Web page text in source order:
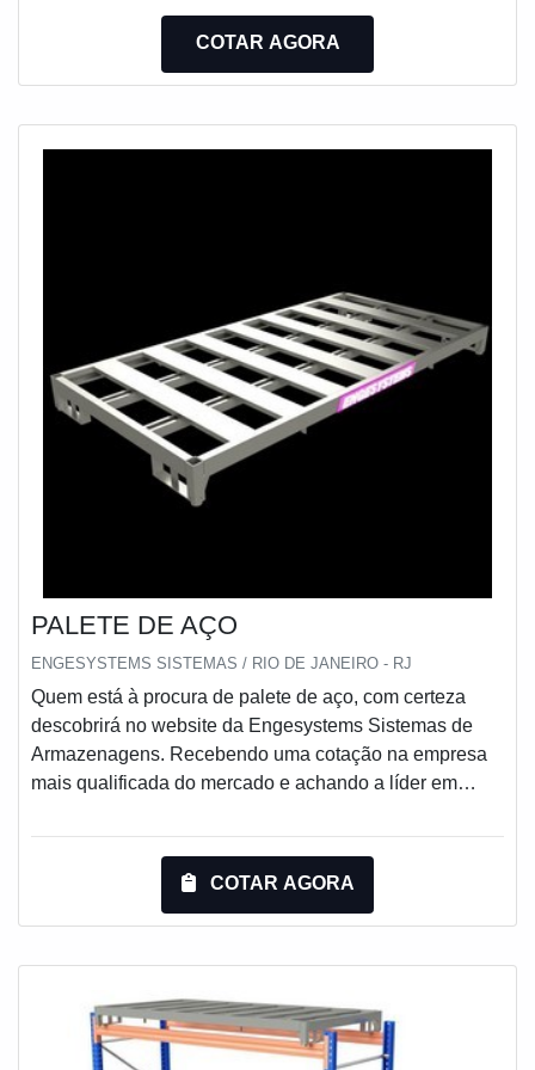
agregados a uma equipe multidisciplinar de consultores
associados e profissionais com vasta experiência na
área de atuação, comprova sua essência de trazer o
COTAR AGORA
PALETE DE AÇO
ENGESYSTEMS SISTEMAS / RIO DE JANEIRO - RJ
Quem está à procura de palete de aço, com certeza
descobrirá no website da Engesystems Sistemas de
Armazenagens. Recebendo uma cotação na empresa
mais qualificada do mercado e achando a líder em
AÇOQuem quer achar palete de aço em uma empresa
inovadora, chega até a Engesystems Sistemas de
Armazenagens. A empresa tem em seu escopo lixeira
basculante e gaiola aramada, visando sempre a
descartar empresas que não tenham produtos e
serviços com ótima qualidade e assertividade,
COTAR AGORA